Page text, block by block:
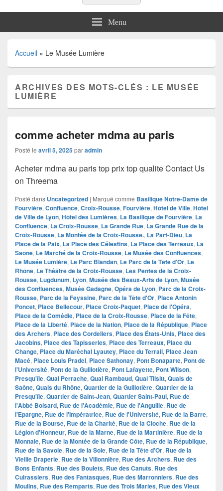
Menu
Accueil » Le Musée Lumière
ARCHIVES DES MOTS-CLÉS : LE MUSÉE
LUMIÈRE
comme acheter mdma au paris
Posté le avril 5, 2025paradmin
Acheter mdma au paris top prix top qualite Contact Us
on Threema
Posté dans Uncategorized | Marqué comme Basilique Notre-Dame de
Fourvière, Confluence, Croix-Rousse, Fourvière, Hôtel de Ville, Hôtel
de Ville de Lyon, Hôtel des Lumières, La Basilique de Fourvière, La
Confluence, La Croix-Rousse, La Grande Rue, La Grande Rue de la
Croix-Rousse, La Montée de la Croix-Rousse., La Part-Dieu, La
Place de la Paix, La Place des Célestins, La Place des Terreaux, La
Saône, Le Marché de la Croix-Rousse, Le Musée des Confluences,
Le Musée Lumière, Le Parc Blandan, Le Parc de la Tête d'Or, Le
Rhône, Le Théâtre de la Croix-Rousse, Les Pentes de la Croix-
Rousse, Lugdunum, Lyon, Musée des Beaux-Arts de Lyon, Musée
des Confluences, Musée Gadagne, Opéra de Lyon, Parc de la Croix-
Rousse, Parc de la Feyssine, Parc de la Tête d'Or, Place Antonin
Poncet, Place Bellecour, Place Croix-Paquet, Place de l'Opéra,
Place de la Comédie, Place de la Croix-Rousse, Place de la Fête,
Place de la Liberté, Place de la Nation, Place de la République, Place
des Archers, Place des Cordeliers, Place des États-Unis, Place des
Jacobins, Place des Tapisseries, Place des Terreaux, Place du
Change, Place du Maréchal Lyautey, Place du Terrail, Place Jean
Macé, Place Louis Pradel, Place Sathonay, Pont Bonaparte, Pont de
l'Université, Pont de la Guillotière, Pont Lafayette, Pont Wilson,
Presqu'île, Quai Perrache, Quai Rambaud, Quai Tilsitt, Quais de
Saône, Quais du Rhône, Quartier de la Guillotière, Quartier de la
Presqu'île, Quartier de Saint-Jean, Quartier Saint-Paul, Rue de
l'Abbé Boisard, Rue de l'Académie, Rue de l'Anguille, Rue de
l'Epargne, Rue de l'Impératrice, Rue de l'Université, Rue de la Barre,
Rue de la Bourse, Rue de la Charité, Rue de la Cloche, Rue de la
Légion d'Honneur, Rue de la Marne, Rue de la Martinière, Rue de la
Monnaie, Rue de la Montée de la Grande Côte, Rue de la République,
Rue de la Savoie, Rue de la Soie, Rue de la Tête d'Or, Rue de la
Vieille Draperie, Rue de la Villonnière, Rue des Archers, Rue des
Bons Enfants, Rue des Boulets, Rue des Canuts, Rue des
Cuirassiers, Rue des Fantasques, Rue des Marronniers, Rue des
Moulins, Rue des Remparts, Rue des Trois Maries, Rue des Vieux